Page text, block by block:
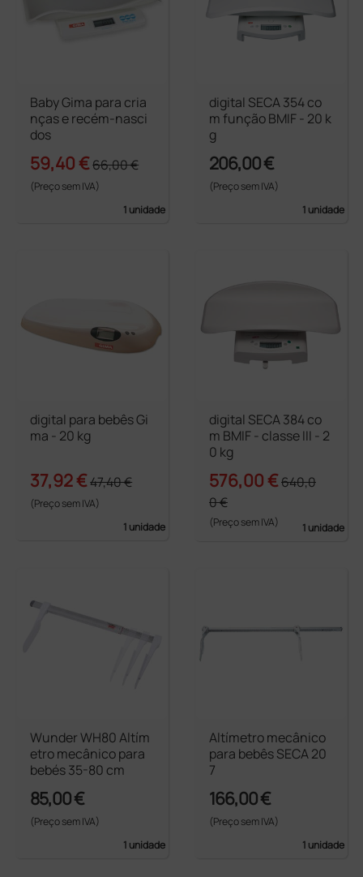
Baby Gima para cria
nças e recém-nasci
dos
59,40 €66,00 €
(Preço sem IVA)
1 unidade
digital SECA 354 co
m função BMIF - 20 k
g
206,00 €
(Preço sem IVA)
1 unidade
digital para bebês Gi
ma - 20 kg
37,92 €47,40 €
(Preço sem IVA)
1 unidade
digital SECA 384 co
m BMIF - classe III - 2
0 kg
576,00 €640,0
0 €
(Preço sem IVA) 1 unidade
Wunder WH80 Altím
etro mecânico para
bebés 35-80 cm
85,00 €
(Preço sem IVA)
1 unidade
Altímetro mecânico
para bebês SECA 20
7
166,00 €
(Preço sem IVA)
1 unidade